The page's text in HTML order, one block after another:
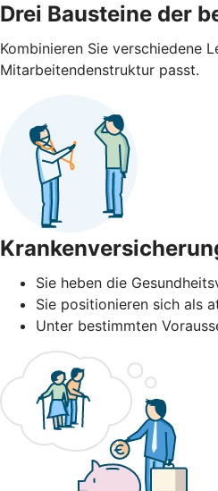
Drei Bausteine der
Kombinieren Sie verschiedene
Mitarbeitendenstruktur passt.
Sie heben die
Sie positionieren sich als
Unter bestimmten